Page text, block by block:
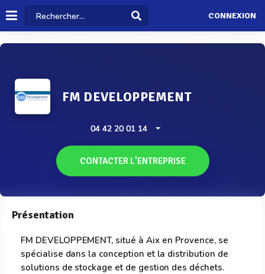
CONNEXION
FM DEVELOPPEMENT
04 42 20 01 14
CONTACTER L'ENTREPRISE
Présentation
FM DEVELOPPEMENT, situé à Aix en Provence, se
spécialise dans la conception et la distribution de
solutions de stockage et de gestion des déchets.